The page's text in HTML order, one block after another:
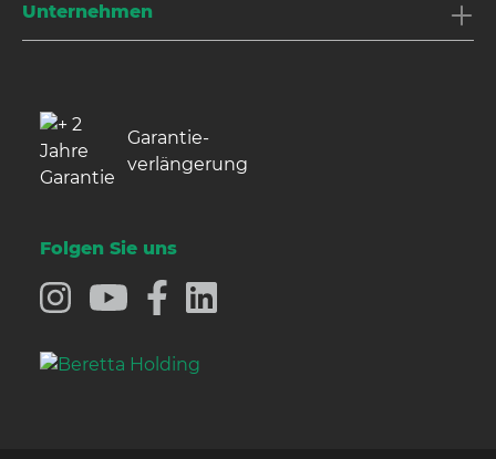
Unternehmen
Garantie­
verlängerung
Folgen Sie uns